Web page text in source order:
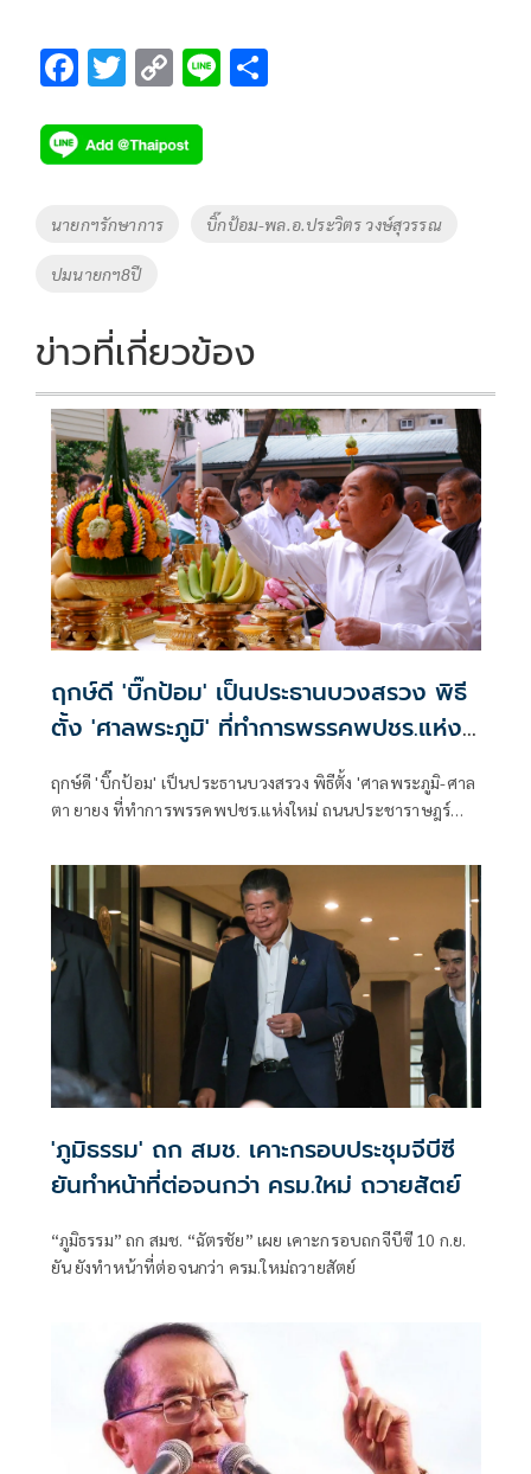
F
e
b
o
k
T
tt
er
C
p
y
Li
Tags
นายกฯรักษาการ บิ๊กป้อม-พล.อ.ประวิตร วงษ์สุวรรณ
ปมนายกฯ8ปี
ข่าวที่เกี่ยวข้อง
ฤกษ์ดี 'บิ๊กป้อม' เป็นประธานบวงสรวง พิธี
ตั้ง 'ศาลพระภูมิ' ที่ทำการพรรคพปชร.แห่ง
ฤกษ์ดี 'บิ๊กป้อม' เป็นประธานบวงสรวง พิธีตั้ง 'ศาลพระภูมิ-ศาล
ตา ยายง ที่ทำการพรรคพปชร.แห่งใหม่ ถนนประชาราษฎร์
'ภูมิธรรม' ถก สมช. เคาะกรอบประชุมจีบีซี
ยันทำหน้าที่ต่อจนกว่า ครม.ใหม่ ถวายสัตย์
“ภูมิธรรม” ถก สมช. “ฉัตรชัย” เผย เคาะกรอบถกจีบีซี 10 ก.ย.
ยัน ยังทำหน้าที่ต่อจนกว่า ครม.ใหม่ถวายสัตย์